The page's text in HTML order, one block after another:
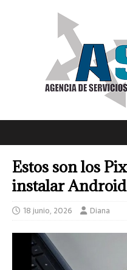
Estos son los
instalar
18 junio, 2026 Diana